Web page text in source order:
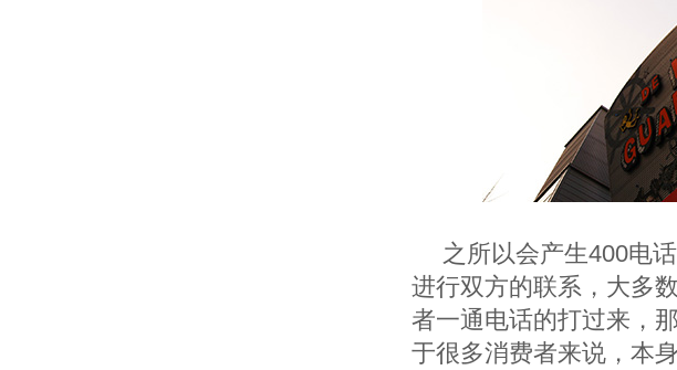
之所以会产生400电
进行双方的联系，大多
者一通电话的打过来，
于很多消费者来说，本